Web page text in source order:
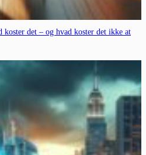
koster det – og hvad koster det ikke at